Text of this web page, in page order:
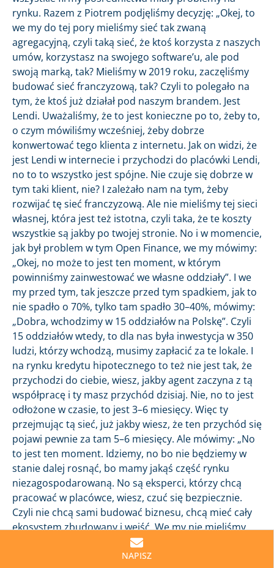
NAPISZ
rynku. Razem z Piotrem podjęliśmy decyzję: „Okej, to
we my do tej pory mieliśmy sieć tak zwaną
agregacyjną, czyli taką sieć, że ktoś korzysta z naszych
umów, korzystasz na swojego software’u, ale pod
swoją marką, tak? Mieliśmy w 2019 roku, zaczęliśmy
budować sieć franczyzową, tak? Czyli to polegało na
tym, że ktoś już działał pod naszym brandem. Jest
Lendi. Uważaliśmy, że to jest konieczne po to, żeby to,
o czym mówiliśmy wcześniej, żeby dobrze
konwertować tego klienta z internetu. Jak on widzi, że
jest Lendi w internecie i przychodzi do placówki Lendi,
no to to wszystko jest spójne. Nie czuje się dobrze w
tym taki klient, nie? I zależało nam na tym, żeby
rozwijać tę sieć franczyzową. Ale nie mieliśmy tej sieci
własnej, która jest też istotna, czyli taka, że te koszty
wszystkie są jakby po twojej stronie. No i w momencie,
jak był problem w tym Open Finance, we my mówimy:
„Okej, no może to jest ten moment, w którym
powinniśmy zainwestować we własne oddziały”. I we
my przed tym, tak jeszcze przed tym spadkiem, jak to
nie spadło o 70%, tylko tam spadło 30–40%, mówimy:
„Dobra, wchodzimy w 15 oddziałów na Polskę”. Czyli
15 oddziałów wtedy, to dla nas była inwestycja w 350
ludzi, którzy wchodzą, musimy zapłacić za te lokale. I
na rynku kredytu hipotecznego to też nie jest tak, że
przychodzi do ciebie, wiesz, jakby agent zaczyna z tą
współpracę i ty masz przychód dzisiaj. Nie, no to jest
odłożone w czasie, to jest 3–6 miesięcy. Więc ty
przejmując tą sieć, już jakby wiesz, że ten przychód się
pojawi pewnie za tam 5–6 miesięcy. Ale mówimy: „No
to jest ten moment. Idziemy, no bo nie będziemy w
stanie dalej rosnąć, bo mamy jakąś część rynku
niezagospodarowaną. No są eksperci, którzy chcą
pracować w placówce, wiesz, czuć się bezpiecznie.
Czyli nie chcą sami budować biznesu, chcą mieć cały
ekosystem zbudowany i wejść. We my nie mieliśmy
dla nich rozwiązania wtedy”. No i pojawiła się okazja,
mówimy: „Idziemy w to”. I ten rynek spadł o kolejne te